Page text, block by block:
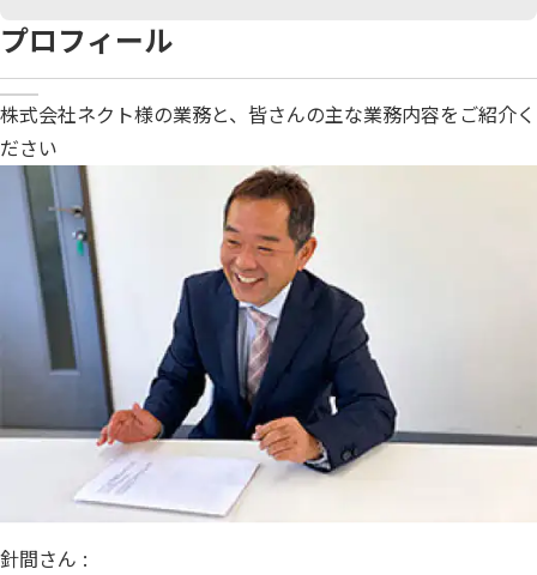
プロフィール
株式会社ネクト様の業務と、皆さんの主な業務内容をご紹介く
ださい
針間さん :